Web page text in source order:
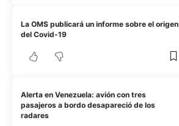
La OMS publicará un informe sobre el origen
del Covid-19
Alerta en Venezuela: avión con tres
pasajeros a bordo desapareció de los
radares